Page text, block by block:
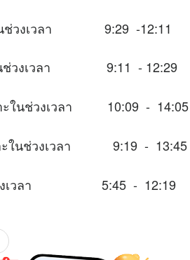
ในช่วงเวลา 9:29 -12:11
ในช่วงเวลา 9:11 - 12:29
าะในช่วงเวลา 10:09 - 14:05
มาะในช่วงเวลา 9:19 - 13:45
นช่วงเวลา 5:45 - 12:19